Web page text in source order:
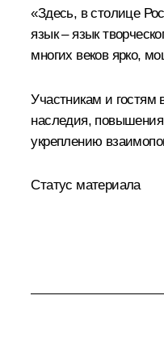
«Здесь, в столице
язык – язык
многих веков ярко,
Участникам и гостям
наследия, повышения
укреплению
Статус материала